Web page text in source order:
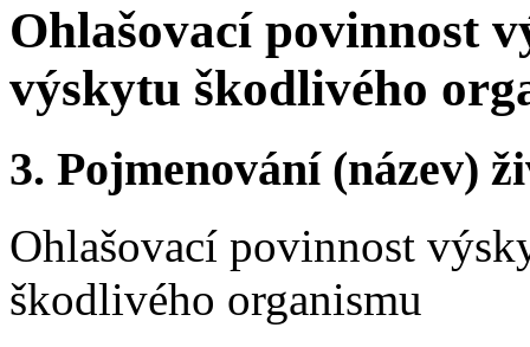
Ohlašovací povinnost
výskytu škodlivého
3. Pojmenování (název)
Ohlašovací povinnost
škodlivého organismu